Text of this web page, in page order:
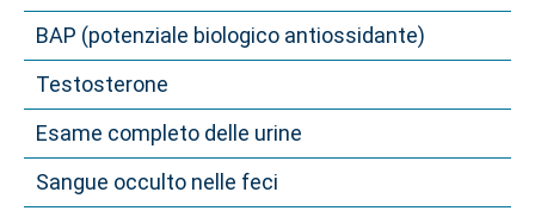
BAP (potenziale biologico antiossidante)
Testosterone
Esame completo delle urine
Sangue occulto nelle feci